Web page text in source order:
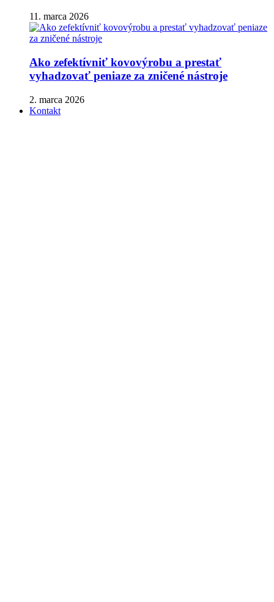
11. marca 2026
Ako zefektívniť kovovýrobu a prestať
vyhadzovať peniaze za zničené nástroje
2. marca 2026
Kontakt